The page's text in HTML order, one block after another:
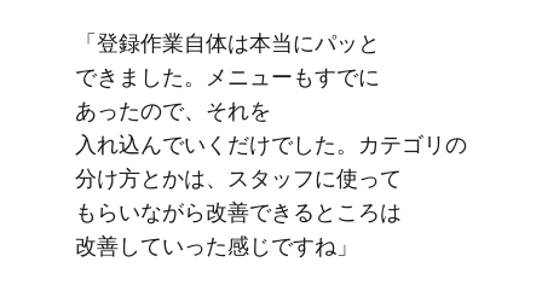
「登録作業自体は​本当に​パッと​
できました。​メニューも​すでに​
あったので、​それを​
入れ込んでいくだけでした。​カテゴリの​
分け方とかは、​スタッフに​使って​
もらいながら​改善できる​ところは​
改善していった​感じですね」